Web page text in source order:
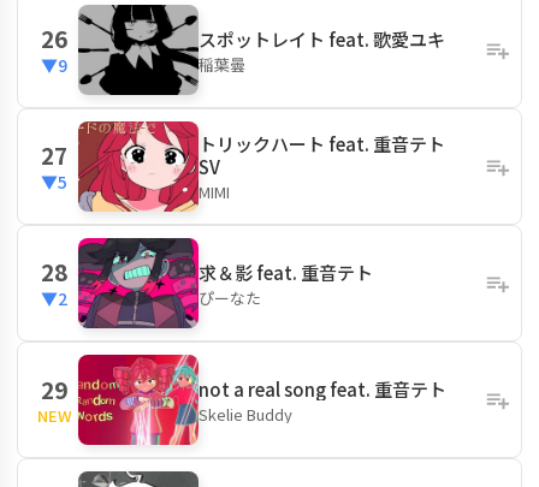
26
▼9
スポットレイト feat. 歌愛ユキ
稲葉曇
27
▼5
トリックハート feat. 重音テト
SV
MIMI
28
▼2
求＆影 feat. 重音テト
ぴーなた
29
NEW
not a real song feat. 重音テト
Skelie Buddy